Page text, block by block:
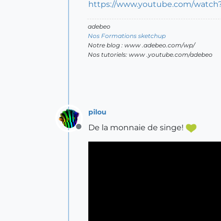
https://www.youtube.com/
adebeo
Nos Formations sketchup
Notre blog : www .adebeo.com/wp/
Nos tutoriels: www .youtube.com/adebeo
Offline
pilou
De la monnaie de singe!